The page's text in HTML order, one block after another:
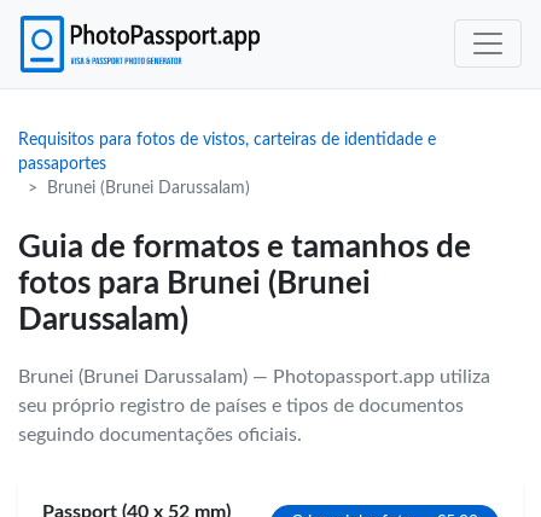
Requisitos para fotos de vistos, carteiras de identidade e
passaportes
Brunei (Brunei Darussalam)
Guia de formatos e tamanhos de
fotos para Brunei (Brunei
Darussalam)
Brunei (Brunei Darussalam) — Photopassport.app utiliza
seu próprio registro de países e tipos de documentos
seguindo documentações oficiais.
Passport (40 x 52 mm)